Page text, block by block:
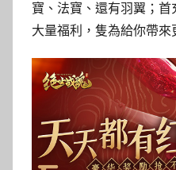
寶、法寶、還有羽翼；
大量福利，隻為給你帶來